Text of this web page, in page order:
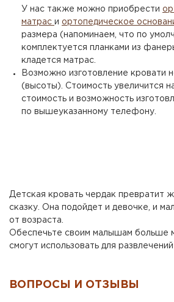
У нас также можно приобрести
матрас и ортопедическое
размера (напоминаем, что по
комплектуется планками из
кладется матрас.
Возможно изготовление кровати
(высоты). Стоимость увеличится
стоимость и возможность
по вышеуказанному телефону.
Детская кровать чердак превратит
сказку. Она подойдет и девочке, и
от возраста.
Обеспечьте своим малышам больше
смогут использовать для развлечений
ВОПРОСЫ И ОТЗЫВЫ